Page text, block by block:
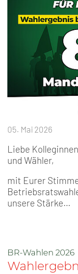
05. Mai 2026
Liebe
und Wähler,
mit Eurer
unsere Stärke…
BR-Wahlen 2026